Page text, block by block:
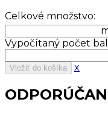
Celkové množstvo:
Vypočítaný počet
Vložiť do košíka x